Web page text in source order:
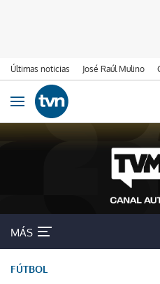
Últimas noticias José Raúl Mulino
Ir al contenido
Obrir navegació
MÁS
FÚTBOL